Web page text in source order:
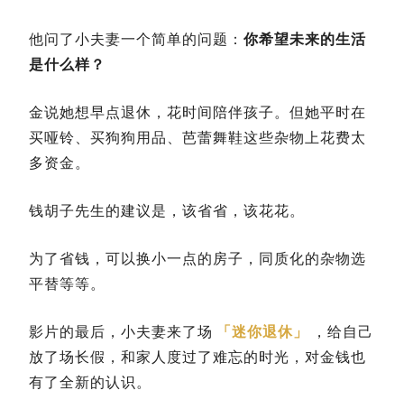
他问了小夫妻一个简单的问题： 你希望未来的生活
是什么样？
金说她想早点退休，花时间陪伴孩子。但她平时在
买哑铃、买狗狗用品、芭蕾舞鞋这些杂物上花费太
多资金。
钱胡子先生的建议是，该省省，该花花。
为了省钱，可以换小一点的房子，同质化的杂物选
平替等等。
影片的最后，小夫妻来了场 「迷你退休」
，给自己
放了场长假，和家人度过了难忘的时光，对金钱也
有了全新的认识。